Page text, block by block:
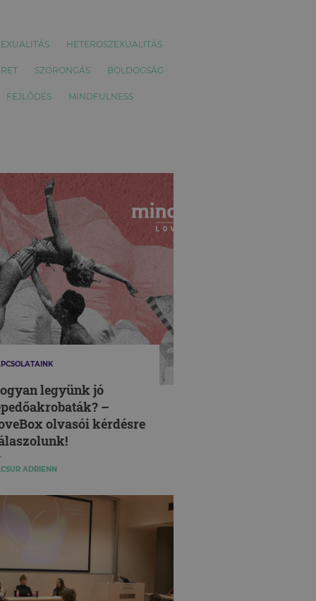
HETEROSZEXUALITÁS
SZORONGÁS BOLDOGSÁG
FEJLŐDÉS MINDFULNESS
legyünk jó
–
olvasói kérdésre
ADRIENN